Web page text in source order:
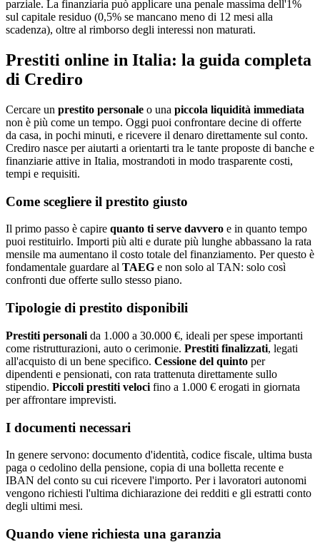
parziale. La finanziaria può applicare una penale massima dell'1%
sul capitale residuo (0,5% se mancano meno di 12 mesi alla
scadenza), oltre al rimborso degli interessi non maturati.
Prestiti online in Italia: la guida completa
di Crediro
Cercare un prestito personale o una piccola liquidità immediata
non è più come un tempo. Oggi puoi confrontare decine di offerte
da casa, in pochi minuti, e ricevere il denaro direttamente sul conto.
Crediro nasce per aiutarti a orientarti tra le tante proposte di banche e
finanziarie attive in Italia, mostrandoti in modo trasparente costi,
tempi e requisiti.
Come scegliere il prestito giusto
Il primo passo è capire quanto ti serve davvero e in quanto tempo
puoi restituirlo. Importi più alti e durate più lunghe abbassano la rata
mensile ma aumentano il costo totale del finanziamento. Per questo è
fondamentale guardare al TAEG e non solo al TAN: solo così
confronti due offerte sullo stesso piano.
Tipologie di prestito disponibili
Prestiti personali da 1.000 a 30.000 €, ideali per spese importanti
come ristrutturazioni, auto o cerimonie. Prestiti finalizzati, legati
all'acquisto di un bene specifico. Cessione del quinto per
dipendenti e pensionati, con rata trattenuta direttamente sullo
stipendio. Piccoli prestiti veloci fino a 1.000 € erogati in giornata
per affrontare imprevisti.
I documenti necessari
In genere servono: documento d'identità, codice fiscale, ultima busta
paga o cedolino della pensione, copia di una bolletta recente e
IBAN del conto su cui ricevere l'importo. Per i lavoratori autonomi
vengono richiesti l'ultima dichiarazione dei redditi e gli estratti conto
degli ultimi mesi.
Quando viene richiesta una garanzia